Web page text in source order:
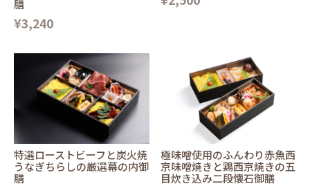
膳
¥3,240
特選ローストビーフと炭火焼
うなぎちらしの厳選幕の内御
膳
極味噌使用のふんわり赤魚西
京味噌焼きと鶏西京焼きの五
目炊き込み二段懐石御膳